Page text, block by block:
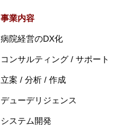
事業内容
病院経営のDX化
コンサルティング / サポート
立案 / 分析 / 作成
デューデリジェンス
システム開発